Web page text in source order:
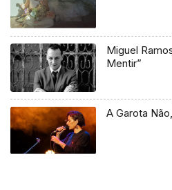
Miguel
Mentir”
A Garota